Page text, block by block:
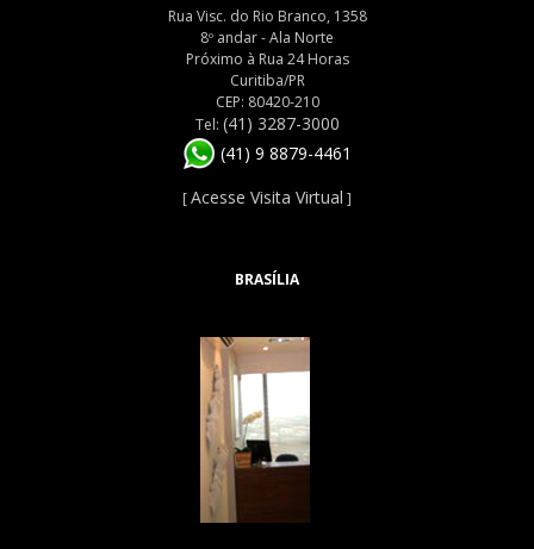
Rua Visc. do Rio Branco, 1358
8º andar - Ala Norte
Próximo à Rua 24 Horas
Curitiba/PR
CEP: 80420-210
Tel: (41) 3287-3000
(41) 9 8879-4461
[Acesse Visita Virtual ]
BRASÍLIA